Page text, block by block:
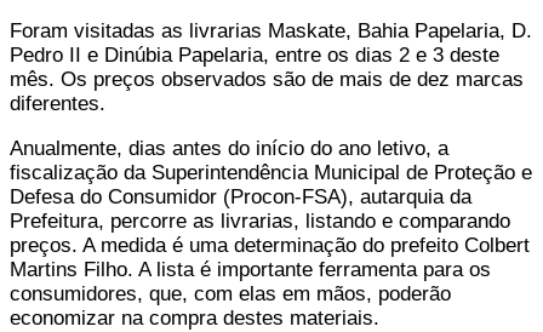
Foram visitadas as livrarias Maskate, Bahia Papelaria, D.
Pedro II e Dinúbia Papelaria, entre os dias 2 e 3 deste
mês. Os preços observados são de mais de dez marcas
diferentes.
Anualmente, dias antes do início do ano letivo, a
fiscalização da Superintendência Municipal de Proteção e
Defesa do Consumidor (Procon-FSA), autarquia da
Prefeitura, percorre as livrarias, listando e comparando
preços. A medida é uma determinação do prefeito Colbert
Martins Filho. A lista é importante ferramenta para os
consumidores, que, com elas em mãos, poderão
economizar na compra destes materiais.